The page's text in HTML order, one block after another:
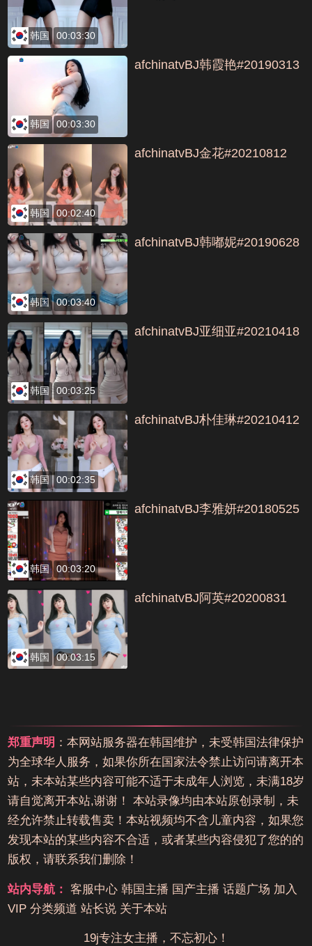
韩国 00:03:30
韩国 00:03:30
afchinatvBJ韩霞艳#20190313
韩国 00:02:40
afchinatvBJ金花#20210812
韩国 00:03:40
afchinatvBJ韩嘟妮#20190628
韩国 00:03:25
afchinatvBJ亚细亚#20210418
韩国 00:02:35
afchinatvBJ朴佳琳#20210412
韩国 00:03:20
afchinatvBJ李雅妍#20180525
韩国 00:03:15
afchinatvBJ阿英#20200831
郑重声明 ：本网站服务器在韩国维护，未受韩国法律保护
为全球华人服务，如果你所在国家法令禁止访问请离开本
站，未本站某些内容可能不适于未成年人浏览，未满18岁
请自觉离开本站,谢谢！ 本站录像均由本站原创录制，未
经允许禁止转载售卖！本站视频均不含儿童内容，如果您
发现本站的某些内容不合适，或者某些内容侵犯了您的的
版权，请联系我们删除！
站内导航： 客服中心 韩国主播 国产主播 话题广场 加入
VIP 分类频道 站长说 关于本站
19j专注女主播，不忘初心！